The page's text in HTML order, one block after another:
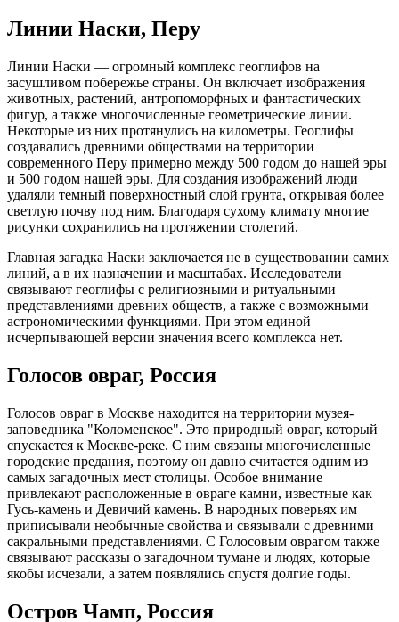
Линии Наски, Перу
Линии Наски — огромный комплекс геоглифов на
засушливом побережье страны. Он включает изображения
животных, растений, антропоморфных и фантастических
фигур, а также многочисленные геометрические линии.
Некоторые из них протянулись на километры. Геоглифы
создавались древними обществами на территории
современного Перу примерно между 500 годом до нашей эры
и 500 годом нашей эры. Для создания изображений люди
удаляли темный поверхностный слой грунта, открывая более
светлую почву под ним. Благодаря сухому климату многие
рисунки сохранились на протяжении столетий.
Главная загадка Наски заключается не в существовании самих
линий, а в их назначении и масштабах. Исследователи
связывают геоглифы с религиозными и ритуальными
представлениями древних обществ, а также с возможными
астрономическими функциями. При этом единой
исчерпывающей версии значения всего комплекса нет.
Голосов овраг, Россия
Голосов овраг в Москве находится на территории музея-
заповедника "Коломенское". Это природный овраг, который
спускается к Москве-реке. С ним связаны многочисленные
городские предания, поэтому он давно считается одним из
самых загадочных мест столицы. Особое внимание
привлекают расположенные в овраге камни, известные как
Гусь-камень и Девичий камень. В народных поверьях им
приписывали необычные свойства и связывали с древними
сакральными представлениями. С Голосовым оврагом также
связывают рассказы о загадочном тумане и людях, которые
якобы исчезали, а затем появлялись спустя долгие годы.
Остров Чамп, Россия